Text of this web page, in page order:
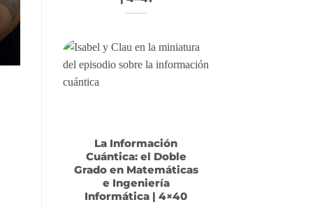
La Información
Cuántica: el Doble
Grado en Matemáticas
e Ingeniería
Informática | 4×40